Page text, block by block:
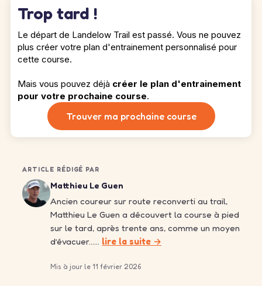
Trop tard !
Le départ de Landelow Trail est passé. Vous ne pouvez
plus créer votre plan d'entrainement personnalisé pour
cette course.
Mais vous pouvez déjà créer le plan d'entrainement
pour votre prochaine course.
Trouver ma prochaine course
ARTICLE RÉDIGÉ PAR
Matthieu Le Guen
Ancien coureur sur route reconverti au trail,
Matthieu Le Guen a découvert la course à pied
sur le tard, après trente ans, comme un moyen
d’évacuer…… lire la suite →
Mis à jour le 11 février 2026